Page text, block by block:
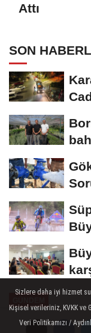
Attı
SON
Yayınlanma: 29
Sizlere daha iyi hizmet
Kişisel verileriniz, KVKK ve
Veri Politikamızı /